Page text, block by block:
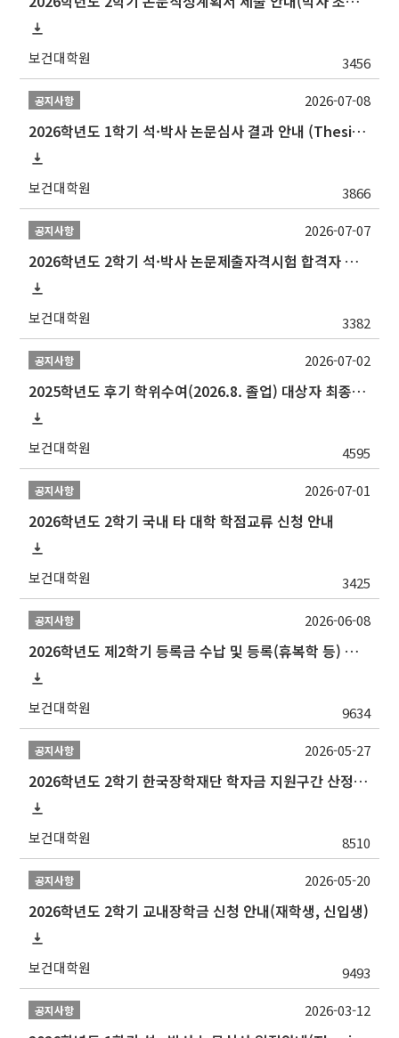
보건대학원 3456
공지사항
2026학년도 1학기 석·박사 논문심사 결과 안내 (Thesis Defense Result)
보건대학원 3866
2026-07-08
공지사항
2026학년도 2학기 석·박사 논문제출자격시험 합격자 공고(TSQ Exam Result)
보건대학원 3382
2026-07-07
공지사항
2025학년도 후기 학위수여(2026.8. 졸업) 대상자 최종인준 논문 제출 안내
보건대학원 4595
2026-07-02
공지사항
2026학년도 2학기 국내 타 대학 학점교류 신청 안내
보건대학원 3425
2026-07-01
공지사항
2026학년도 제2학기 등록금 수납 및 등록(휴복학 등) 일정 안내
보건대학원 9634
2026-06-08
공지사항
2026학년도 2학기 한국장학재단 학자금 지원구간 산정 신청 안내
보건대학원 8510
2026-05-27
공지사항
2026학년도 2학기 교내장학금 신청 안내(재학생, 신입생)
보건대학원 9493
2026-05-20
공지사항 2026-03-12